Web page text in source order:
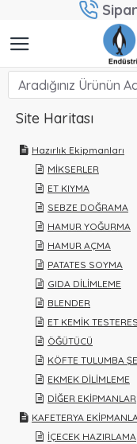
Site Haritası
Hazırlık Ekipmanları
MİKSERLER
ET KIYMA
SEBZE DOĞRAMA
HAMUR YOĞURMA
HAMUR AÇMA
PATATES SOYMA
GIDA DİLİMLEME
BLENDER
ET KEMİK
ÖĞÜTÜCÜ
KÖFTE TULUMBA
EKMEK DİLİMLEME
DİĞER EKİPMANLAR
KAFETERYA
İÇECEK HAZIRLAMA